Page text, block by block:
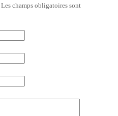
Les champs obligatoires sont